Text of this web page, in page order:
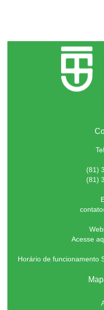
(81)
(81)
Acesse
Horário de funcionamento